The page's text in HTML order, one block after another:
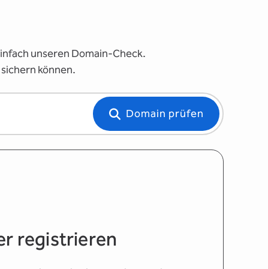
unseren Domain-Check.
können.
Domain prüfen
registrieren